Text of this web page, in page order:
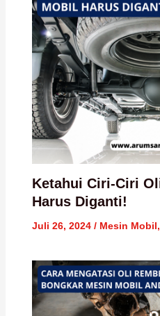
Ketahui Ciri-Ciri
Harus Diganti!
Juli 26, 2024 / Mesin Mobil,